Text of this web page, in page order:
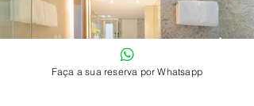
Faça a sua reserva por Whatsapp